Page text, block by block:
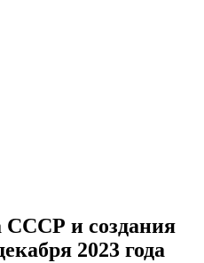
СССР и создания
2023 года